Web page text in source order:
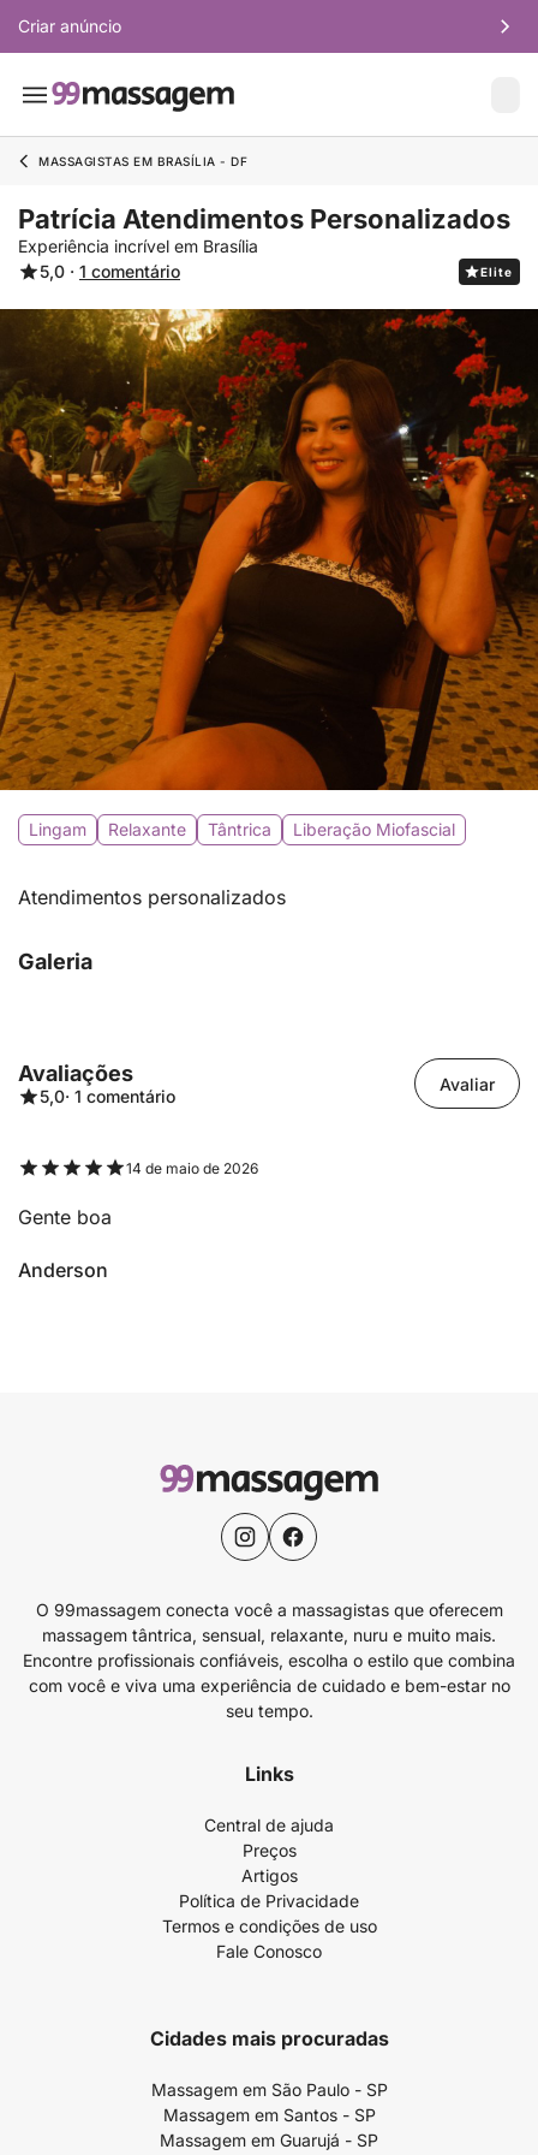
Criar anúncio
MASSAGISTAS EM BRASÍLIA - DF
Patrícia Atendimentos Personalizados
Experiência incrível em Brasília
5,0 · 1 comentário Elite
Lingam Relaxante Tântrica Liberação Miofascial
Atendimentos personalizados
Galeria
Avaliações
5,0· 1 comentário
Avaliar
14 de maio de 2026
Gente boa
Anderson
O 99massagem conecta você a massagistas que oferecem
massagem tântrica, sensual, relaxante, nuru e muito mais.
Encontre profissionais confiáveis, escolha o estilo que combina
com você e viva uma experiência de cuidado e bem-estar no
seu tempo.
Links
Central de ajuda
Preços
Artigos
Política de Privacidade
Termos e condições de uso
Fale Conosco
Cidades mais procuradas
Massagem em São Paulo - SP
Massagem em Santos - SP
Massagem em Guarujá - SP